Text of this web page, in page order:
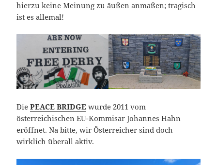
hierzu keine Meinung zu äußen anmaßen; tragisch
ist es allemal!
DiePEACE BRIDGE wurde 2011 vom
österreichischen EU-Kommisar Johannes Hahn
eröffnet. Na bitte, wir Österreicher sind doch
wirklich überall aktiv.